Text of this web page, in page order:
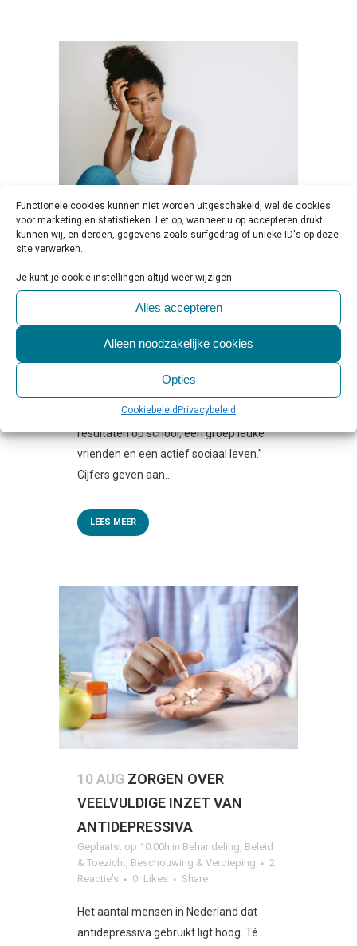
Functionele cookies kunnen niet worden uitgeschakeld, wel de cookies
voor marketing en statistieken. Let op, wanneer u op accepteren drukt
kunnen wij, en derden, gegevens zoals surfgedrag of unieke ID's op deze
site verwerken.
Je kunt je cookie instellingen altijd weer wijzigen.
Alles accepteren
Alleen noodzakelijke cookies
Opties
CookiebeleidPrivacybeleid
02 APR CURSUS JONG &
PROFESSIONALS IN DE
JEUGDHULPVERLENING
Geplaatst op 10:00hinActiviteiten &
Evenementen ,Educatie,Persbericht
toch wel goed te gaan? Goede
resultaten op school, een groep leuke
vrienden en een actief sociaal leven.”
Cijfers geven aan...
LEES MEER
10 AUG ZORGEN OVER
VEELVULDIGE INZET VAN
ANTIDEPRESSIVA
Geplaatst op 10:00h in Behandeling, Beleid
& Toezicht, Beschouwing & Verdieping
2
Reactie's
0 Likes Share
Het aantal mensen in Nederland dat
antidepressiva gebruikt ligt hoog. Té